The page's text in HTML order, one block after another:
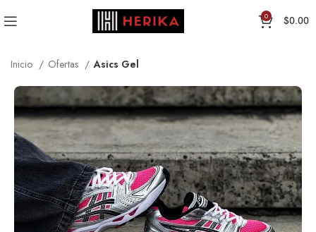
0 $0.00
Inicio Ofertas Asics Gel